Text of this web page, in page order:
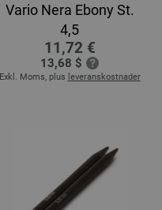
Vario Nera Ebony St.
4,5
11,72 €
13,68 $
Exkl. Moms, plus leveranskostnader